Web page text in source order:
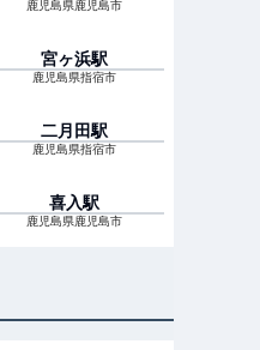
鹿児島県鹿児島市
宮ヶ浜駅
鹿児島県指宿市
二月田駅
鹿児島県指宿市
喜入駅
鹿児島県鹿児島市